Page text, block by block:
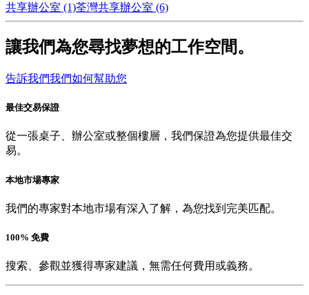
共享辦公室 (1)荃灣共享辦公室 (6)
讓我們為您尋找夢想的工作空間。
告訴我們我們如何幫助您
最佳交易保證
從一張桌子、辦公室或整個樓層，我們保證為您提供最佳交
易。
本地市場專家
我們的專家對本地市場有深入了解，為您找到完美匹配。
100% 免費
搜索、參觀並獲得專家建議，無需任何費用或義務。